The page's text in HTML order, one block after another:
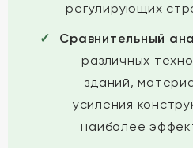
регулирующих
Сравнительный
различных
зданий,
усиления
наиболее